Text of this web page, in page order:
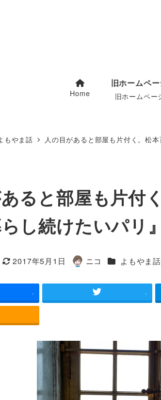
Home
旧ホームペ
旧ホームペー
もやま話 人の目があると部屋も片付く。松
ると部屋も片付
し続けたいパリ
更新日
2017年5月1日
著
ニコ カテゴリー
よもやま話
- -